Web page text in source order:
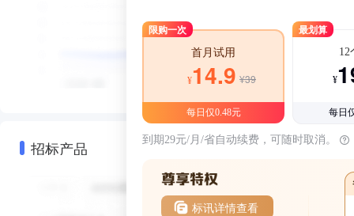
招标产品
限购一次
首月试用
¥14.9 ¥39
每日仅0.48元
最划算
12
¥
每日
到期29元/月/省自动续费，可随时取消。
标讯详情查看